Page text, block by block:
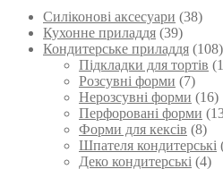
Силіконові аксесуари (38)
Кухонне приладдя (39)
Кондитерське приладдя (108)
Підкладки для тортів
Розсувні форми (7)
Нерозсувні форми (16)
Перфоровані форми
Форми для кексів (8)
Шпателя кондитерські
Деко кондитерські (4)